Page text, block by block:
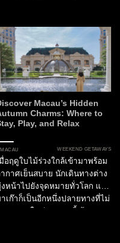
รทราบข้อมูลย้อนหลังไม่ใช่
ยงแค่การมองอดีต แต่คือการ
อ่าน “รหัส” แห่งอนาคตเพื่อวาง
กลยุทธ์สู่ความมั่งคั่งอย่างมีชั้นเชิง
ในบทความนี้เราจะพาทุกท่านไป
สำรวจการเดินทางของตัวเลข
อดหนึ่งทศวรรษที่ผ่านมา เพื่อ
นหาความน่าจะเป็นที่ซ่อนอยู่
ยใต้ตัวเลขรางวัลที่ 1 และเลข
งไม่ถ้วน...
Macau’s Hidden
Charms: Where to
Play, and Relax
MACAU WEEKEND GETAWAYS
อฤดูใบไม้ร่วงใกล้เข้ามาพร้อม
กาศเย็นสบาย นักเดินทางต่าง
หน้าไปยังจุดหมายทั่วโลก และ
เก๊าก็เป็นอีกหนึ่งปลายทางที่ไม่